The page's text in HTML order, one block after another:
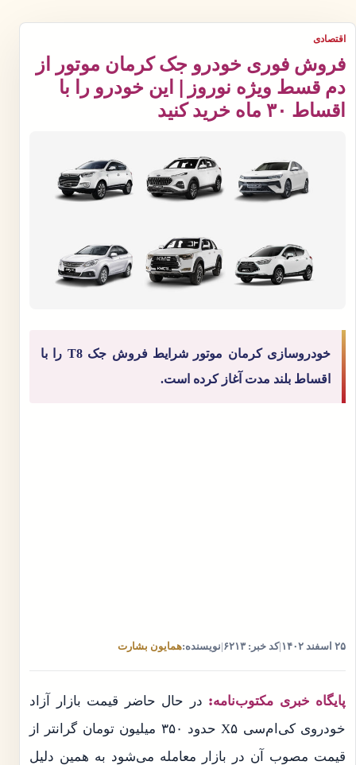
اقتصادی
فروش فوری خودرو جک کرمان موتور از
دم قسط ویژه نوروز | این خودرو را با
اقساط ۳۰ ماه خرید کنید
خودروسازی کرمان موتور شرایط فروش جک T8 را با
اقساط بلند مدت آغاز کرده است.
۲۵ اسفند ۱۴۰۲ |کد خبر: ۶۲۱۳ |نویسنده:همایون بشارت
پایگاه خبری مکتوب‌نامه: در حال حاضر قیمت بازار آزاد
خودروی کی‌ام‌سی X۵ حدود ۳۵۰ میلیون تومان گرانتر از
قیمت مصوب آن در بازار معامله می‌شود به همین دلیل